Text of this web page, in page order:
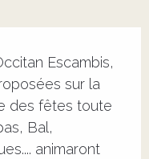
Escambis,
sur la
des fêtes toute
Bal,
animaront